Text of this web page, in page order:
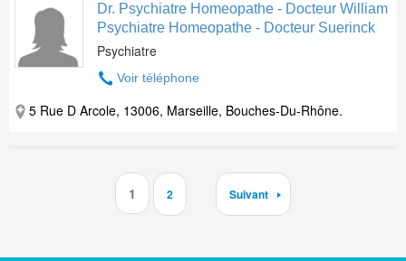
Dr. Psychiatre Homeopathe - Docteur William
Psychiatre Homeopathe - Docteur Suerinck
Psychiatre
Voir téléphone
5 Rue D Arcole, 13006, Marseille, Bouches-Du-Rhône.
1 2 Suivant